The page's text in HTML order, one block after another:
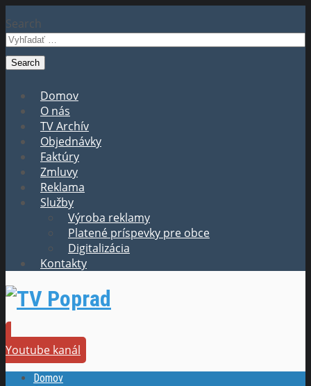
Search
Domov
O nás
TV Archív
Objednávky
Faktúry
Zmluvy
Reklama
Služby
Výroba reklamy
Platené príspevky pre obce
Digitalizácia
Kontakty
Youtube kanál
Domov